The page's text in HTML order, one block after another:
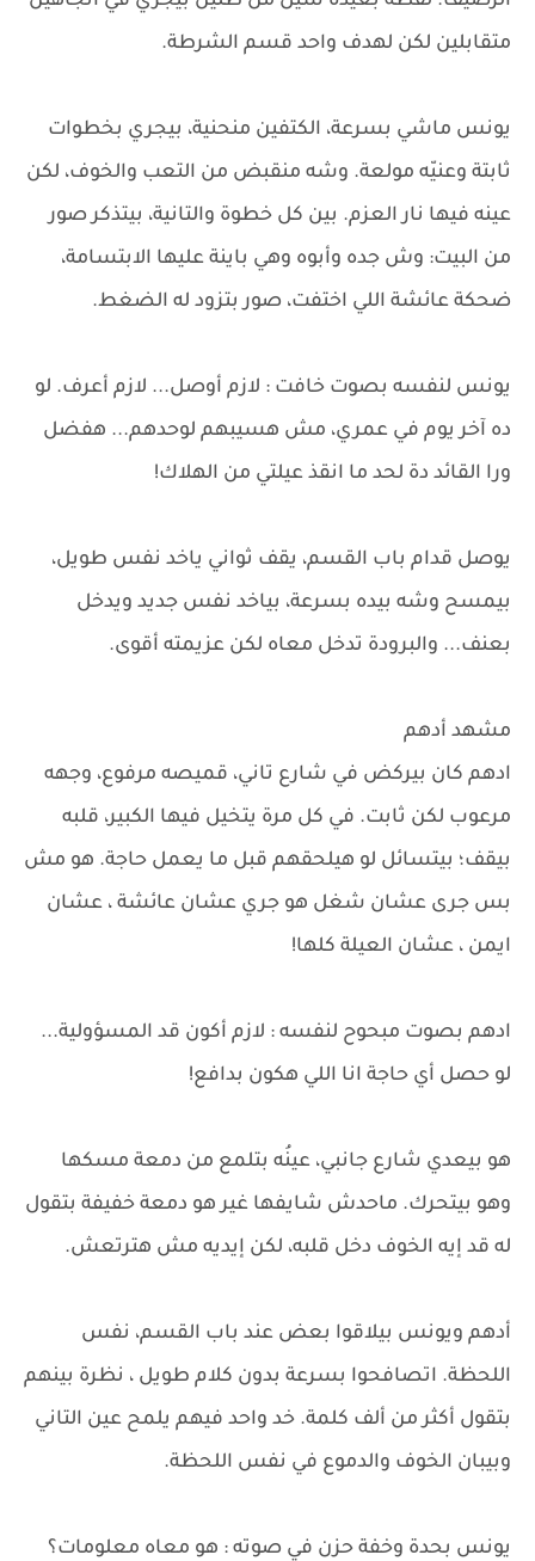
متقابلين لكن لهدف واحد قسم الشرطة.
يونس ماشي بسرعة، الكتفين منحنية، بيجري بخطوات
ثابتة وعنيّه مولعة. وشه منقبض من التعب والخوف، لكن
عينه فيها نار العزم. بين كل خطوة والتانية، بيتذكر صور
من البيت: وش جده وأبوه وهي باينة عليها الابتسامة،
ضحكة عائشة اللي اختفت، صور بتزود له الضغط.
يونس لنفسه بصوت خافت : لازم أوصل... لازم أعرف. لو
ده آخر يوم في عمري، مش هسيبهم لوحدهم... هفضل
ورا القائد دة لحد ما انقذ عيلتي من الهلاك!
يوصل قدام باب القسم، يقف ثواني ياخد نفس طويل،
بيمسح وشه بيده بسرعة، بياخد نفس جديد ويدخل
بعنف... والبرودة تدخل معاه لكن عزيمته أقوى.
مشهد أدهم
ادهم كان بيركض في شارع تاني، قميصه مرفوع، وجهه
مرعوب لكن ثابت. في كل مرة يتخيل فيها الكبير، قلبه
بيقف؛ بيتسائل لو هيلحقهم قبل ما يعمل حاجة. هو مش
بس جرى عشان شغل هو جري عشان عائشة ، عشان
ايمن ، عشان العيلة كلها!
ادهم بصوت مبحوح لنفسه : لازم أكون قد المسؤولية...
لو حصل أي حاجة انا اللي هكون بدافع!
هو بيعدي شارع جانبي، عينُه بتلمع من دمعة مسكها
وهو بيتحرك. ماحدش شايفها غير هو دمعة خفيفة بتقول
له قد إيه الخوف دخل قلبه، لكن إيديه مش هترتعش.
أدهم ويونس بيلاقوا بعض عند باب القسم، نفس
اللحظة. اتصافحوا بسرعة بدون كلام طويل ، نظرة بينهم
بتقول أكثر من ألف كلمة. خد واحد فيهم يلمح عين التاني
وبيبان الخوف والدموع في نفس اللحظة.
يونس بحدة وخفة حزن في صوته : هو معاه معلومات؟